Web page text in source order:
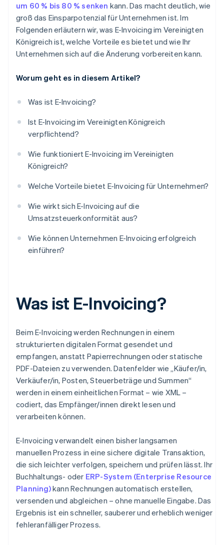
um 60 % bis 80 % senken kann. Das macht deutlich, wie
groß das Einsparpotenzial für Unternehmen ist. Im
Folgenden erläutern wir, was E-Invoicing im Vereinigten
Königreich ist, welche Vorteile es bietet und wie Ihr
Unternehmen sich auf die Änderung vorbereiten kann.
Worum geht es in diesem Artikel?
Was ist E-Invoicing?
Ist E-Invoicing im Vereinigten Königreich
verpflichtend?
Wie funktioniert E-Invoicing im Vereinigten
Königreich?
Welche Vorteile bietet E-Invoicing für Unternehmen?
Wie wirkt sich E-Invoicing auf die
Umsatzsteuerkonformität aus?
Wie können Unternehmen E-Invoicing erfolgreich
einführen?
Was ist E-Invoicing?
Beim E-Invoicing werden Rechnungen in einem
strukturierten digitalen Format gesendet und
empfangen, anstatt Papierrechnungen oder statische
PDF-Dateien zu verwenden. Datenfelder wie „Käufer/in,
Verkäufer/in, Posten, Steuerbeträge und Summen“
werden in einem einheitlichen Format – wie XML –
codiert, das Empfänger/innen direkt lesen und
verarbeiten können.
E-Invoicing verwandelt einen bisher langsamen
manuellen Prozess in eine sichere digitale Transaktion,
die sich leichter verfolgen, speichern und prüfen lässt. Ihr
Buchhaltungs- oder ERP-System (Enterprise Resource
Planning)kann Rechnungen automatisch erstellen,
versenden und abgleichen – ohne manuelle Eingabe. Das
Ergebnis ist ein schneller, sauberer und erheblich weniger
fehleranfälliger Prozess.